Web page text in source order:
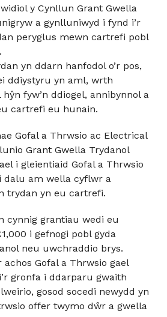
y Cynllun Grant Gwella
a gynlluniwyd i fynd i’r
peryglus mewn cartrefi pobl
yn ddarn hanfodol o’r pos,
ddiystyru yn aml, wrth
fyw’n ddiogel, annibynnol a
cartrefi eu hunain.
Gofal a Thrwsio ac Electrical
Grant Gwella Trydanol
i gleientiaid Gofal a Thrwsio
dalu am wella cyflwr a
trydan yn eu cartrefi.
cynnig grantiau wedi eu
i gefnogi pobl gyda
neu uwchraddio brys.
Gofal a Thrwsio gael
gronfa i ddarparu gwaith
gosod socedi newydd yn
offer twymo dŵr a gwella